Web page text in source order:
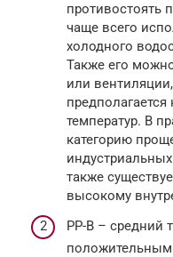
противостоять
чаще всего
холодного
Также его
или
температур. В
категорию
также
высокому
РР-В – средний